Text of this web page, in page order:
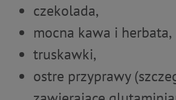
czekolada,
mocna kawa i herbata,
truskawki,
ostre przyprawy